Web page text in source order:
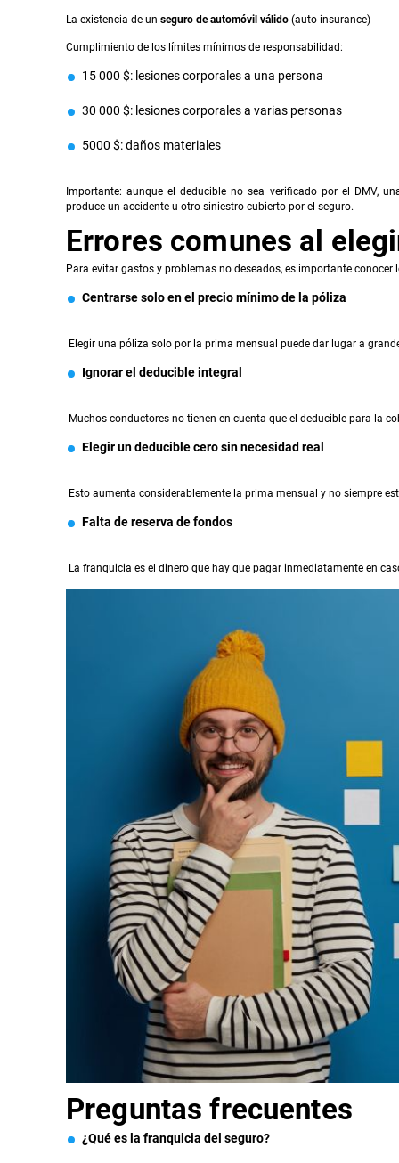
La existencia de un seguro de automóvil válido (auto insurance)
Cumplimiento de los límites mínimos de responsabilidad:
15 000 $: lesiones corporales a una persona
30 000 $: lesiones corporales a varias personas
5000 $: daños materiales
Importante: aunque el deducible no sea verificado por el DMV,
produce un accidente u otro siniestro cubierto por el seguro.
Errores comunes al
Para evitar gastos y problemas no deseados, es importante
Centrarse solo en el precio mínimo de la póliza
Elegir una póliza solo por la prima mensual puede dar lugar a
Ignorar el deducible integral
Muchos conductores no tienen en cuenta que el deducible para la
Elegir un deducible cero sin necesidad real
Esto aumenta considerablemente la prima mensual y no siempre
Falta de reserva de fondos
La franquicia es el dinero que hay que pagar inmediatamente en
Preguntas frecuentes
¿Qué es la franquicia del seguro?